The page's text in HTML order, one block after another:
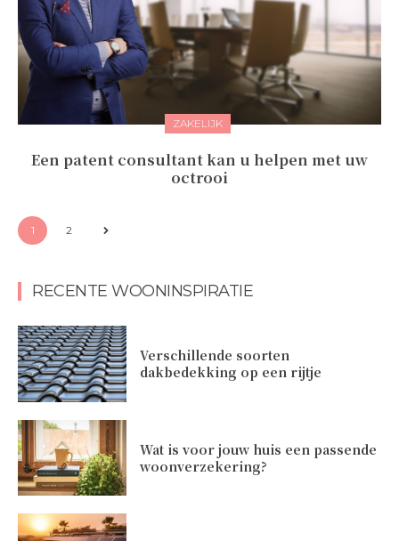
ZAKELIJK
Een patent consultant kan u helpen met uw
octrooi
1 2
RECENTE WOONINSPIRATIE
Verschillende soorten
dakbedekking op een rijtje
Wat is voor jouw huis een passende
woonverzekering?